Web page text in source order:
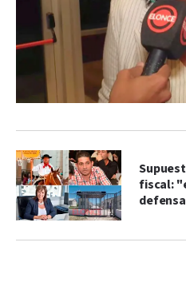
fiscal: